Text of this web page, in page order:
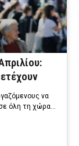
να
σε όλη τη χώρα…